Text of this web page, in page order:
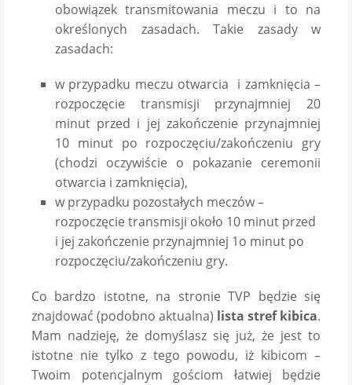
obowiązek transmitowania meczu i to na
określonych zasadach. Takie zasady w
zasadach:
w przypadku meczu otwarcia i zamknięcia –
rozpoczęcie transmisji przynajmniej 20
minut przed i jej zakończenie przynajmniej
10 minut po rozpoczęciu/zakończeniu gry
(chodzi oczywiście o pokazanie ceremonii
otwarcia i zamknięcia),
w przypadku pozostałych meczów –
rozpoczęcie transmisji około 10 minut przed
i jej zakończenie przynajmniej 1o minut po
rozpoczęciu/zakończeniu gry.
Co bardzo istotne, na stronie TVP będzie się
znajdować (podobno aktualna) lista stref kibica.
Mam nadzieję, że domyślasz się już, że jest to
istotne nie tylko z tego powodu, iż kibicom –
Twoim potencjalnym gościom łatwiej będzie